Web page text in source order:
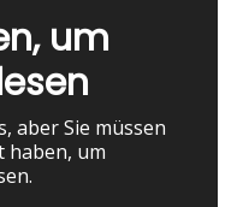
um
aber Sie müssen
haben, um